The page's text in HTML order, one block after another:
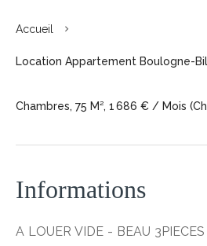
Accueil
Location Appartement Boulogne-
Chambres, 75 M², 1 686 € / Mois
Informations
A LOUER VIDE - BEAU